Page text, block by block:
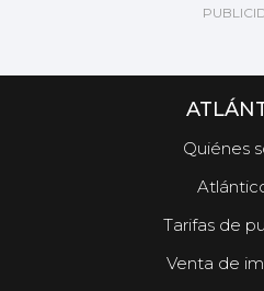
Quiénes
Tarifas de
Venta de